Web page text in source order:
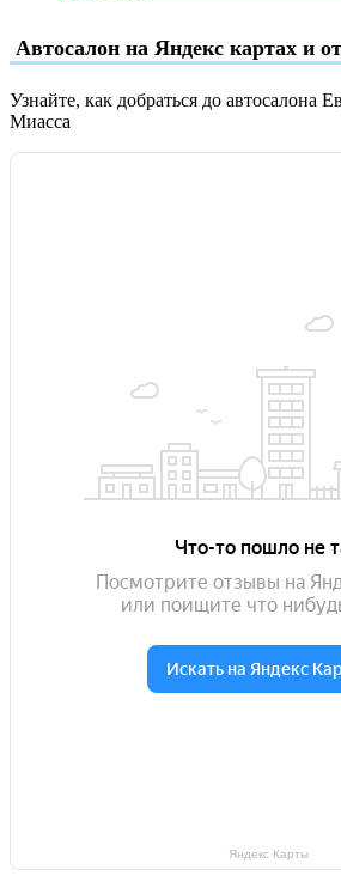
Автосалон на Яндекс картах и
Узнайте, как добраться до автосалона
Миасса
Яндекс Карты